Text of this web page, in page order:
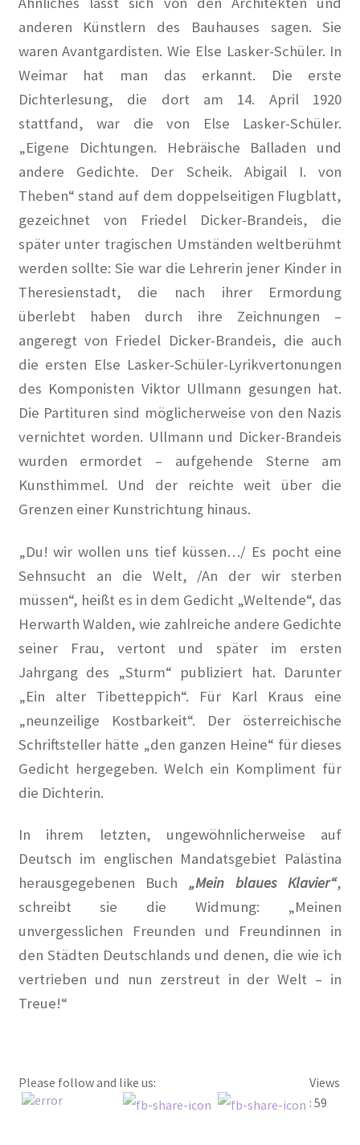
anderen Künstlern des Bauhauses sagen. Sie
waren Avantgardisten. Wie Else Lasker-Schüler. In
Weimar hat man das erkannt. Die erste
Dichterlesung, die dort am 14. April 1920
stattfand, war die von Else Lasker-Schüler.
„Eigene Dichtungen. Hebräische Balladen und
andere Gedichte. Der Scheik. Abigail I. von
Theben“ stand auf dem doppelseitigen Flugblatt,
gezeichnet von Friedel Dicker-Brandeis, die
später unter tragischen Umständen weltberühmt
werden sollte: Sie war die Lehrerin jener Kinder in
Theresienstadt, die nach ihrer Ermordung
überlebt haben durch ihre Zeichnungen –
angeregt von Friedel Dicker-Brandeis, die auch
die ersten Else Lasker-Schüler-Lyrikvertonungen
des Komponisten Viktor Ullmann gesungen hat.
Die Partituren sind möglicherweise von den Nazis
vernichtet worden. Ullmann und Dicker-Brandeis
wurden ermordet – aufgehende Sterne am
Kunsthimmel. Und der reichte weit über die
Grenzen einer Kunstrichtung hinaus.
„Du! wir wollen uns tief küssen…/ Es pocht eine
Sehnsucht an die Welt, /An der wir sterben
müssen“, heißt es in dem Gedicht „Weltende“, das
Herwarth Walden, wie zahlreiche andere Gedichte
seiner Frau, vertont und später im ersten
Jahrgang des „Sturm“ publiziert hat. Darunter
„Ein alter Tibetteppich“. Für Karl Kraus eine
„neunzeilige Kostbarkeit“. Der österreichische
Schriftsteller hätte „den ganzen Heine“ für dieses
Gedicht hergegeben. Welch ein Kompliment für
die Dichterin.
In ihrem letzten, ungewöhnlicherweise auf
Deutsch im englischen Mandatsgebiet Palästina
herausgegebenen Buch „Mein blaues Klavier“,
schreibt sie die Widmung: „Meinen
unvergesslichen Freunden und Freundinnen in
den Städten Deutschlands und denen, die wie ich
vertrieben und nun zerstreut in der Welt – in
Treue!“
Please follow and like us:
Views
: 59